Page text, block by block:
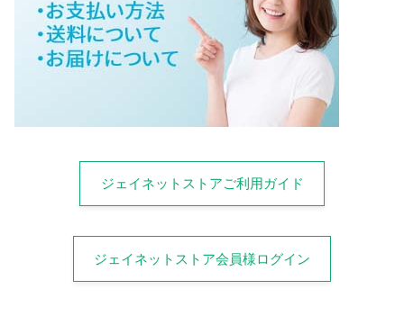
ジェイネットストアご利用ガイド
ジェイネットストア会員様ログイン